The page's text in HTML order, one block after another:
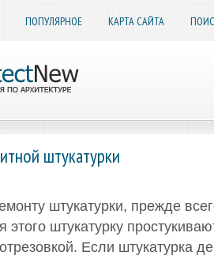
ПОПУЛЯРНОЕ КАРТА САЙТА
штукатурки
штукатурки, прежде
этого штукатурку
Если штукатурка